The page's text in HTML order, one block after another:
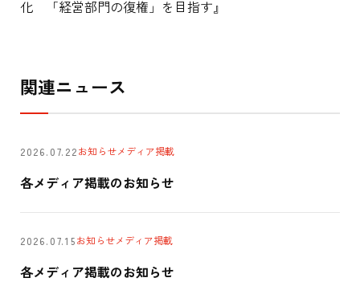
化 「経営部門の復権」を目指す』
関連ニュース
2026.07.22お知らせメディア掲載
各メディア掲載のお知らせ
2026.07.15お知らせメディア掲載
各メディア掲載のお知らせ